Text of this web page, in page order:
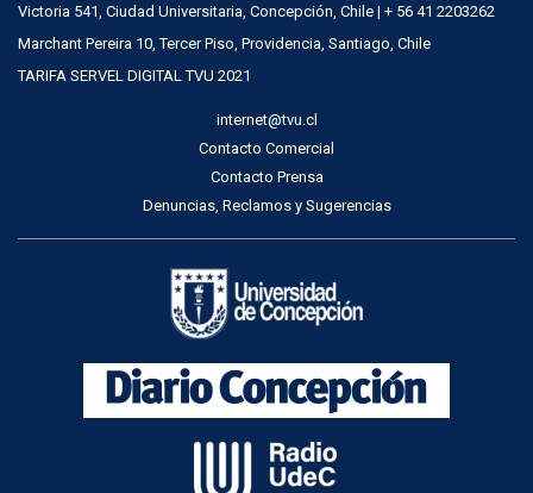
Victoria 541, Ciudad Universitaria, Concepción, Chile | + 56 41 2203262
Marchant Pereira 10, Tercer Piso, Providencia, Santiago, Chile
TARIFA SERVEL DIGITAL TVU 2021
internet@tvu.cl
Contacto Comercial
Contacto Prensa
Denuncias, Reclamos y Sugerencias